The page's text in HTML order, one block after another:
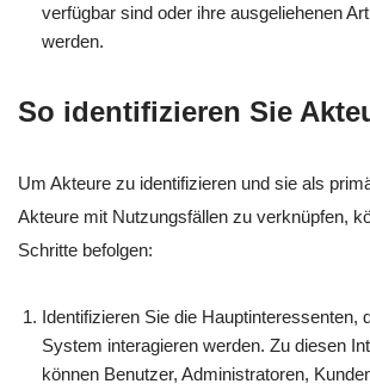
verfügbar sind oder ihre ausgeliehenen
werden.
So identifizieren Sie
Um Akteure zu identifizieren und sie als
Akteure mit Nutzungsfällen zu verknüpfen,
Schritte befolgen:
Identifizieren Sie die Hauptinteressenten,
System interagieren werden. Zu diesen
können Benutzer, Administratoren,